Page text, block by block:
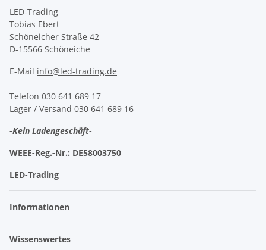
LED-Trading
Tobias Ebert
Schöneicher Straße 42
D-15566 Schöneiche
E-Mail info@led-trading.de
Telefon 030 641 689 17
Lager / Versand 030 641 689 16
-Kein Ladengeschäft-
WEEE-Reg.-Nr.: DE58003750
LED-Trading
Informationen
Wissenswertes